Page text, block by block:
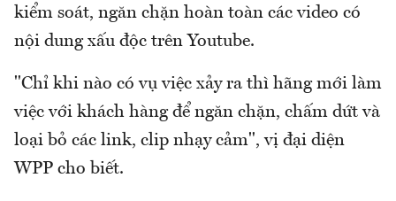
kiểm soát, ngăn chặn hoàn toàn các video có
nội dung xấu độc trên Youtube.
"Chỉ khi nào có vụ việc xảy ra thì hãng mới làm
việc với khách hàng để ngăn chặn, chấm dứt và
loại bỏ các link, clip nhạy cảm", vị đại diện
WPP cho biết.